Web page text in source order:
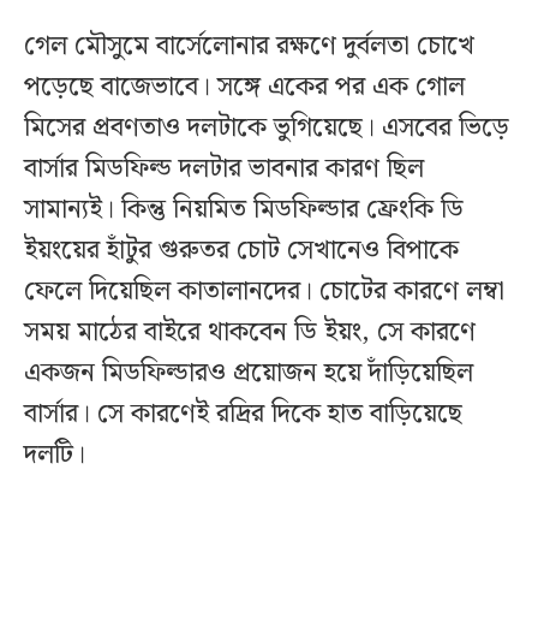
গেল মৌসুমে বার্সেলোনার রক্ষণে দুর্বলতা চোখে
পড়েছে বাজেভাবে। সঙ্গে একের পর এক গোল
মিসের প্রবণতাও দলটাকে ভুগিয়েছে। এসবের ভিড়ে
বার্সার মিডফিল্ড দলটার ভাবনার কারণ ছিল
সামান্যই। কিন্তু নিয়মিত মিডফিল্ডার ফ্রেংকি ডি
ইয়ংয়ের হাঁটুর গুরুতর চোট সেখানেও বিপাকে
ফেলে দিয়েছিল কাতালানদের। চোটের কারণে লম্বা
সময় মাঠের বাইরে থাকবেন ডি ইয়ং, সে কারণে
একজন মিডফিল্ডারও প্রয়োজন হয়ে দাঁড়িয়েছিল
বার্সার। সে কারণেই রদ্রির দিকে হাত বাড়িয়েছে
দলটি।